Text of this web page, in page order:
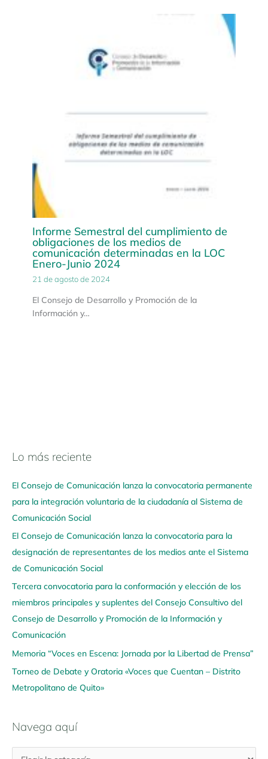
Informe Semestral del cumplimiento de
obligaciones de los medios de
comunicación determinadas en la LOC
Enero-Junio 2024
21 de agosto de 2024
El Consejo de Desarrollo y Promoción de la
Información y…
Lo más reciente
El Consejo de Comunicación lanza la convocatoria permanente
para la integración voluntaria de la ciudadanía al Sistema de
Comunicación Social
El Consejo de Comunicación lanza la convocatoria para la
designación de representantes de los medios ante el Sistema
de Comunicación Social
Tercera convocatoria para la conformación y elección de los
miembros principales y suplentes del Consejo Consultivo del
Consejo de Desarrollo y Promoción de la Información y
Comunicación
Memoria “Voces en Escena: Jornada por la Libertad de Prensa”
Torneo de Debate y Oratoria «Voces que Cuentan – Distrito
Metropolitano de Quito»
Navega aquí
N
v
e
g
a
a
q
u
í